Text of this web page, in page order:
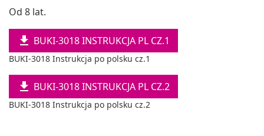
Od 8 lat.
 BUKI-3018 INSTRUKCJA PL CZ.1
BUKI-3018 Instrukcja po polsku cz.1
 BUKI-3018 INSTRUKCJA PL CZ.2
BUKI-3018 Instrukcja po polsku cz.2